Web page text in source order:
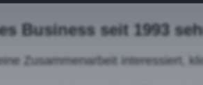
Business seit 1993
Zusammenarbeit interessiert,